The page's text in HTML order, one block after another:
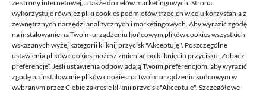
ze strony internetowej, a także do celów marketingowych. Strona
wykorzystuje również pliki cookies podmiotów trzecich w celu korzystania z
zewnętrznych narzędzi analitycznych i marketingowych. Aby wyrazić zgodę
na instalowanie na Twoim urządzeniu końcowym plików cookies wszystkich
wskazanych wyżej kategorii kliknij przycisk "Akceptuję". Poszczególne
ustawienia plików cookies możesz zmieniać po kliknięciu przycisku „Zobacz
preferencje”. Jeśli ustawienia odpowiadają Twoim preferencjom, aby wyrazić
zgodę na instalowanie plików cookies na Twoim urządzeniu końcowym w
wybranym przez Ciebie zakresie kliknij przycisk "Akceptuję". Szczegółowe
Korkowy to blog, gdzie publikujemy własne przemyślenia, to
co nam przyjdzie akurat na myśl, czym chcemy się z wami
podzielić. Zawsze tworzymy coś co może się przydać
komuś, staramy się odpowiadać na pytania, które do nas